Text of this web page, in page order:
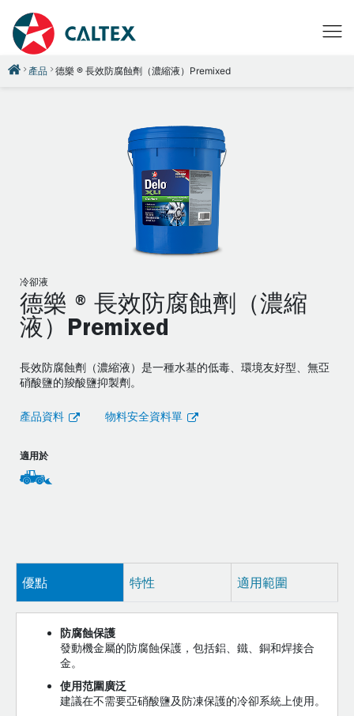
產品 德樂 ® 長效防腐蝕劑（濃縮液）Premixed
冷卻液
德樂 ® 長效防腐蝕劑（濃縮
液）Premixed
長效防腐蝕劑（濃縮液）是一種水基的低毒、環境友好型、無亞
硝酸鹽的羧酸鹽抑製劑。
產品資料 物料安全資料單
適用於
優點 特性 適用範圍
防腐蝕保護
發動機金屬的防腐蝕保護，包括鋁、鐵、銅和焊接合
金。
使用范圍廣泛
建議在不需要亞硝酸鹽及防凍保護的冷卻系統上使用。